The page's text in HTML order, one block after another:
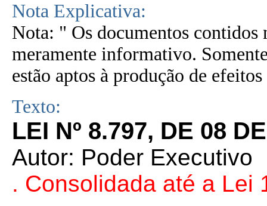
Nota Explicativa:
Nota: " Os documentos contidos
meramente informativo.
estão aptos à produção de
Texto:
LEI Nº 8.797, DE 08
Autor: Poder Executivo
. Consolidada até a Lei